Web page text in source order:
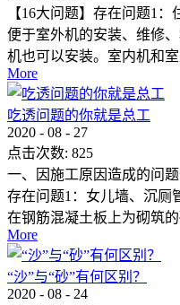
【16大问题】存在问题1
便于室外机的安装、维修
机也可以安装。室内机和
More
吃透问题的你就是总工
2020 - 08 - 27
点击次数: 825
一、因施工原因造成的问
存在问题1：女儿墙、沉厕
在钢筋混凝土板上为砌筑
More
“沙”与“砂”有何区别？
2020 - 08 - 24